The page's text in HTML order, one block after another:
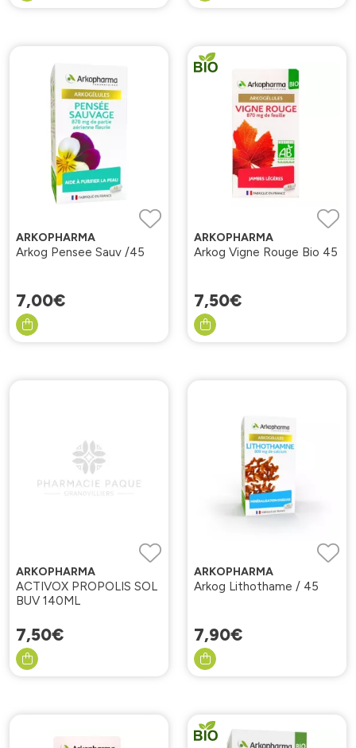
ARKOPHARMA
Arkog Pensee Sauv /45
7,00€
ARKOPHARMA
Arkog Vigne Rouge Bio 45
7,50€
ARKOPHARMA
ACTIVOX PROPOLIS SOL
BUV 140ML
7,50€
ARKOPHARMA
Arkog Lithothame / 45
7,90€